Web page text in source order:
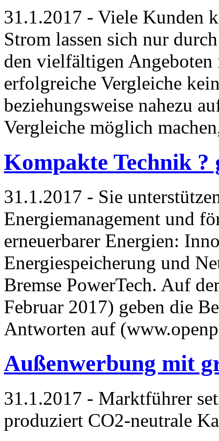
31.1.2017 - Viele Kunden
Strom lassen sich nur
den vielfältigen
erfolgreiche Vergleiche
beziehungsweise nahezu
Vergleiche möglich
Kompakte Technik ?
31.1.2017 - Sie
Energiemanagement und
erneuerbarer Energien:
Energiespeicherung und
Bremse PowerTech. Auf
Februar 2017) geben die
Antworten auf
Außenwerbung mit
31.1.2017 - Marktführer
produziert CO2-neutrale